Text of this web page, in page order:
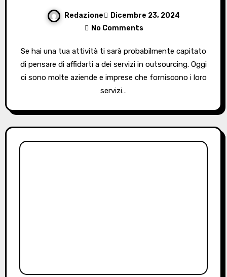
Redazione
Dicembre 23, 2024
No Comments
Se hai una tua attività ti sarà probabilmente capitato
di pensare di affidarti a dei servizi in outsourcing. Oggi
ci sono molte aziende e imprese che forniscono i loro
servizi…